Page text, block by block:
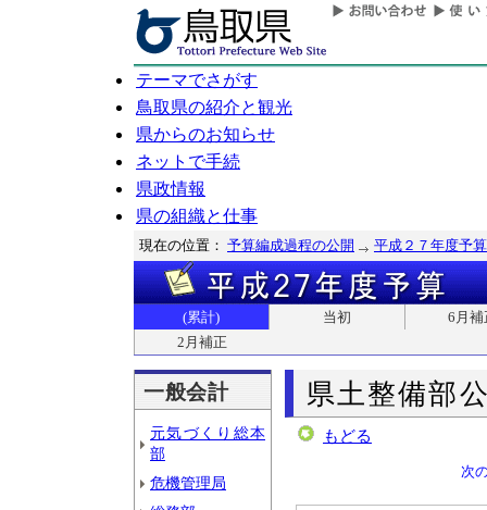
テーマでさがす
鳥取県の紹介と観光
県からのお知らせ
ネットで手続
県政情報
県の組織と仕事
現在の位置： 予算編成過程の公開 平成２７年度予算
(累計) 当初
6月補
2月補正
一般会計
元気づくり総本
部
危機管理局
県土整備部
もどる
次